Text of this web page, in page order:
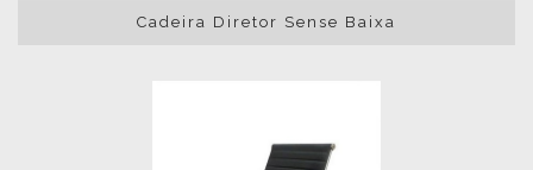
Cadeira Diretor Sense Baixa